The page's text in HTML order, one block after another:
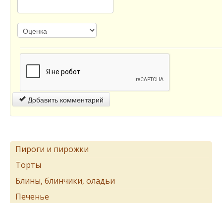
Добавить комментарий
Пироги и пирожки
Торты
Блины, блинчики, оладьи
Печенье